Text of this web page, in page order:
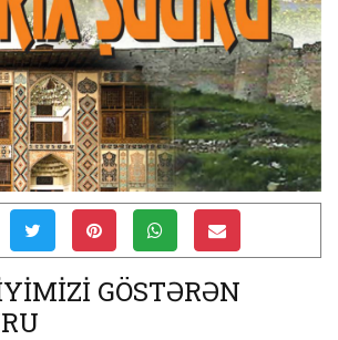
GÖSTƏRƏN